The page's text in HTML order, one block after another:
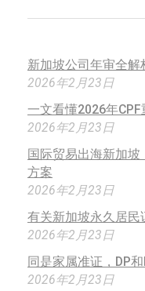
新加坡公司年审全
2026年2月23日
一文看懂2026年
2026年2月23日
国际贸易出海新加
方案
2026年2月23日
有关新加坡永久居民
2026年2月23日
同是家属准证，DP
2026年2月23日